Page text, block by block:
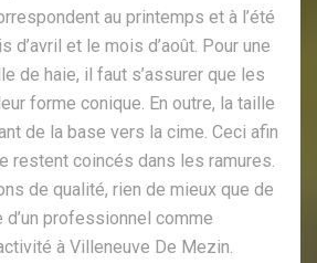
au printemps et à l’été
d’avril et le mois d’août. Pour une
de haie, il faut s’assurer que les
forme conique. En outre, la taille
de la base vers la cime. Ceci afin
restent coincés dans les ramures.
de qualité, rien de mieux que de
professionnel comme
à Villeneuve De Mezin.